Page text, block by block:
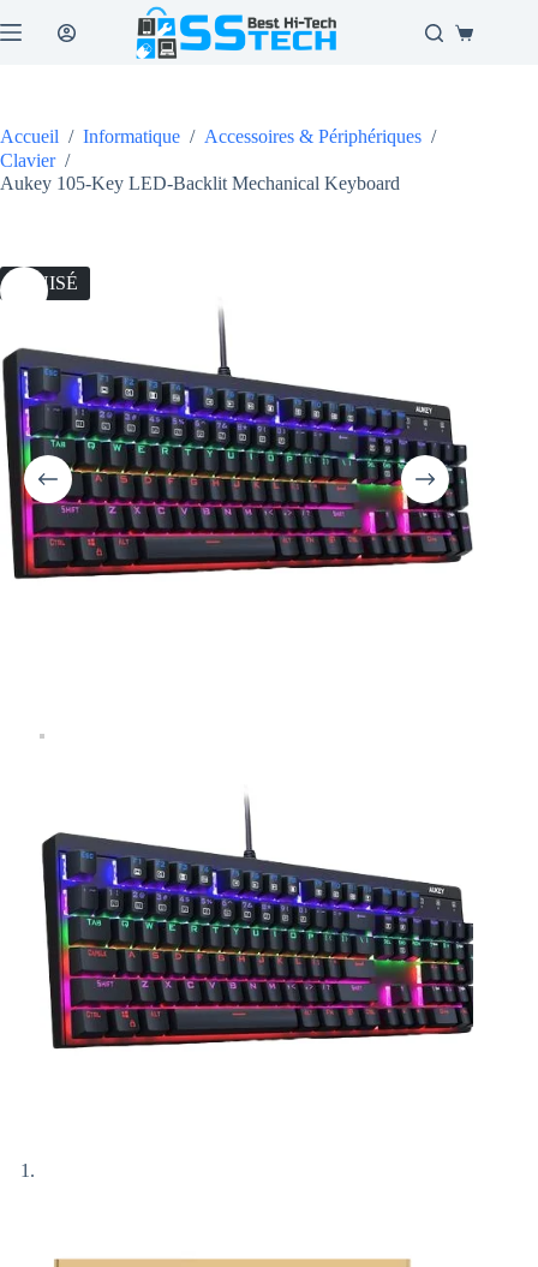
au
Panier
Accueil / Informatique / Accessoires & Périphériques /
Clavier /
Aukey 105-Key LED-Backlit Mechanical Keyboard
ÉPUISÉ